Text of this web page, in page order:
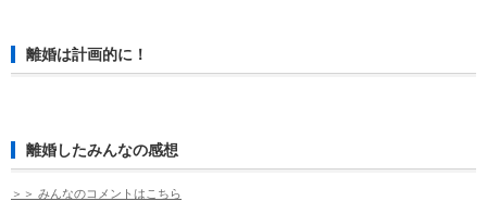
離婚は計画的に！
離婚したみんなの感想
＞＞ みんなのコメントはこちら